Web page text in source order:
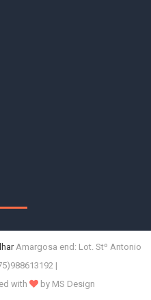
Amargosa end: Lot. Stº Antonio
|
with by MS Design